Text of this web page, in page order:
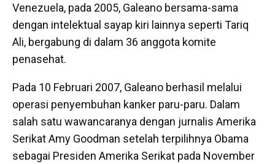
Venezuela, pada 2005, Galeano bersama-sama
dengan intelektual sayap kiri lainnya seperti Tariq
Ali, bergabung di dalam 36 anggota komite
penasehat.
Pada 10 Februari 2007, Galeano berhasil melalui
operasi penyembuhan kanker paru-paru. Dalam
salah satu wawancaranya dengan jurnalis Amerika
Serikat Amy Goodman setelah terpilihnya Obama
sebagai Presiden Amerika Serikat pada November